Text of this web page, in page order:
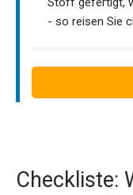
- so reisen Sie
Checkliste: